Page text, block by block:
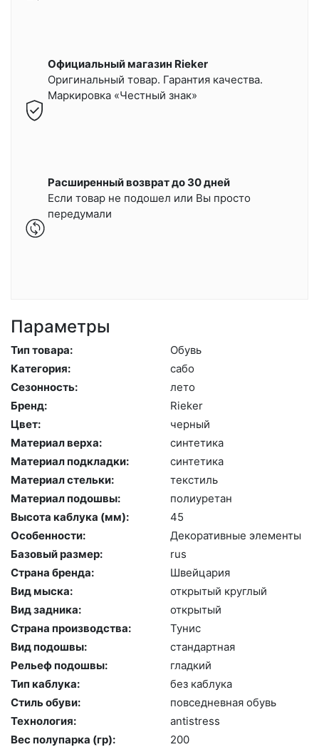
Официальный магазин Rieker
Оригинальный товар. Гарантия качества.
Маркировка «Честный знак»
Расширенный возврат до 30 дней
Если товар не подошел или Вы просто
передумали
Параметры
Тип товара:
Обувь
Категория:
са­бо
Сезонность:
ле­то
Бренд:
Ri­eker
Цвет:
чер­ный
Материал верха:
син­те­тика
Материал подкладки:
син­те­тика
Материал стельки:
текс­тиль
Материал подошвы:
по­ли­уре­тан
Высота каблука (мм):
45
Особенности:
Де­кора­тив­ные эле­мен­ты
Базовый размер:
rus
Страна бренда:
Швей­ца­рия
Вид мыска:
отк­ры­тый круг­лый
Вид задника:
отк­ры­тый
Страна производства:
Ту­нис
Вид подошвы:
стан­дарт­ная
Рельеф подошвы:
глад­кий
Тип каблука:
без каб­лу­ка
Стиль обуви:
пов­седнев­ная обувь
Технология:
an­tist­ress
Вес полупарка (гр):
200